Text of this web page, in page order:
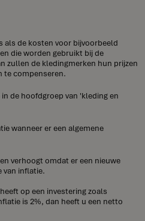
als de kosten voor bijvoorbeeld
die worden gebruikt bij de
zullen de kledingmerken hun prijzen
te compenseren.
de hoofdgroep van 'kleding en
wanneer er een algemene
verhoogt omdat er een nieuwe
van inflatie.
op een investering zoals
is 2%, dan heeft u een netto